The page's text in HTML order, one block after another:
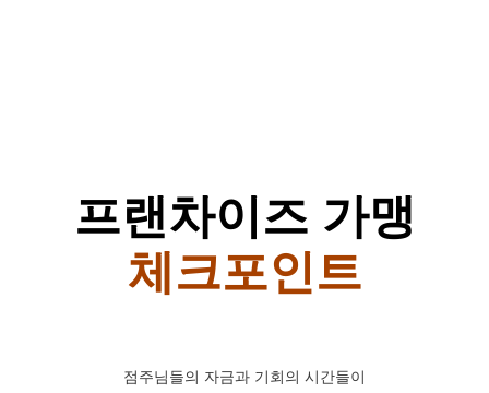
프랜차이즈 가맹
체크포인트
점주님들의 자금과 기회의 시간들이